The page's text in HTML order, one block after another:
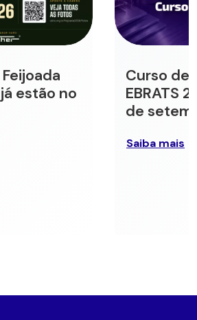
estão no
Curso de
EBRATS
de
Saiba mais